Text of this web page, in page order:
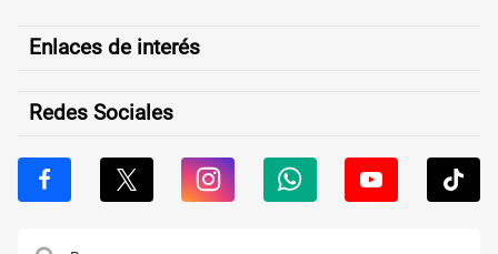
Enlaces de interés
Redes Sociales